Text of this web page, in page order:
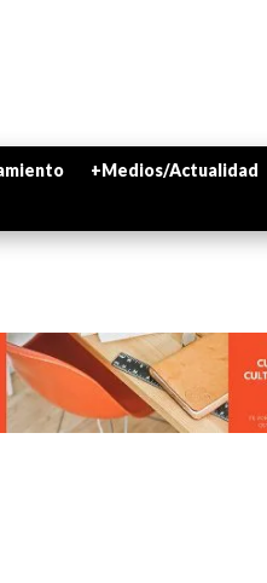
+Medios/Actualidad